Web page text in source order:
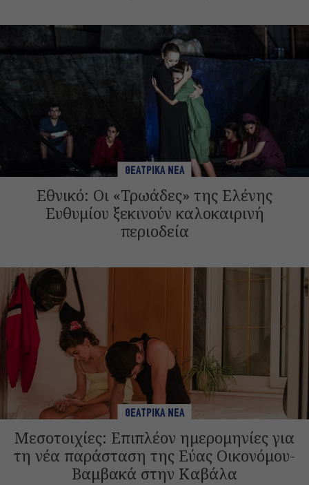
ΘΕΑΤΡΙΚΑ ΝΕΑ
Εθνικό: Οι «Τρωάδες» της Ελένης
Ευθυμίου ξεκινούν καλοκαιρινή
περιοδεία
ΘΕΑΤΡΙΚΑ ΝΕΑ
Μεσοτοιχίες: Επιπλέον ημερομηνίες για
τη νέα παράσταση της Εύας Οικονόμου-
Βαμβακά στην Καβάλα